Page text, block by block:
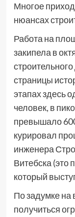
Многое
нюансах
Работа на
закипела в
страницы
этапах здесь
человек, в
превышало
курировал
инженера
Витебска (это
который
По задумке
получиться